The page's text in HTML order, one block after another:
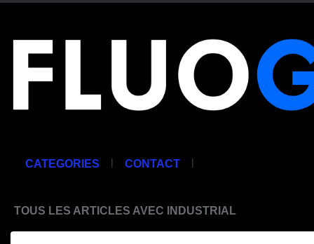
CATEGORIES | CONTACT |
TOUS LES ARTICLES AVEC INDUSTRIAL